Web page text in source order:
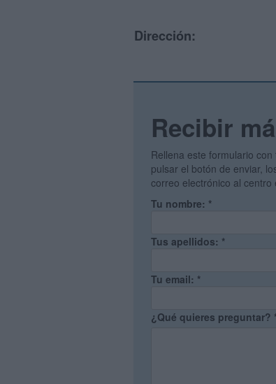
Dirección:
Recibir
Rellena este formulario
pulsar el botón de enviar,
correo electrónico al
Tu nombre: *
Tus apellidos: *
Tu email: *
¿Qué quieres preguntar?